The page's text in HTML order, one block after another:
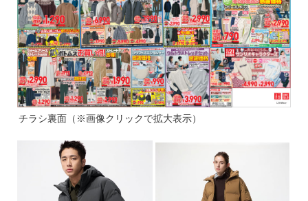
チラシ裏面（※画像クリックで拡大表示）